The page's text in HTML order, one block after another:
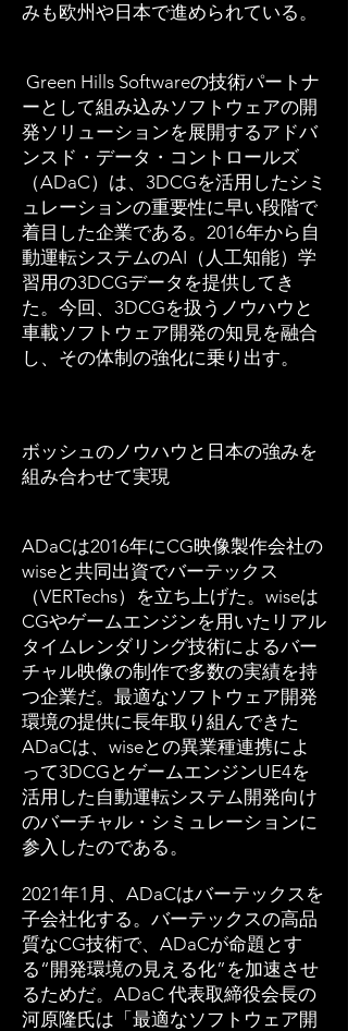
みも欧州や日本で進められている。
Green Hills Softwareの技術パートナ
ーとして組み込みソフトウェアの開
発ソリューションを展開するアドバ
ンスド・データ・コントロールズ
（ADaC）は、3DCGを活用したシミ
ュレーションの重要性に早い段階で
着目した企業である。2016年から自
動運転システムのAI（人工知能）学
習用の3DCGデータを提供してき
た。今回、3DCGを扱うノウハウと
車載ソフトウェア開発の知見を融合
し、その体制の強化に乗り出す。
ボッシュのノウハウと日本の強みを
組み合わせて実現
ADaCは2016年にCG映像製作会社の
wiseと共同出資でバーテックス
（VERTechs）を立ち上げた。wiseは
CGやゲームエンジンを用いたリアル
タイムレンダリング技術によるバー
チャル映像の制作で多数の実績を持
つ企業だ。最適なソフトウェア開発
環境の提供に長年取り組んできた
ADaCは、wiseとの異業種連携によ
って3DCGとゲームエンジンUE4を
活用した自動運転システム開発向け
のバーチャル・シミュレーションに
参入したのである。
2021年1月、ADaCはバーテックスを
子会社化する。バーテックスの高品
質なCG技術で、ADaCが命題とす
る“開発環境の見える化”を加速させ
るためだ。ADaC 代表取締役会長の
河原隆氏は「最適なソフトウェア開